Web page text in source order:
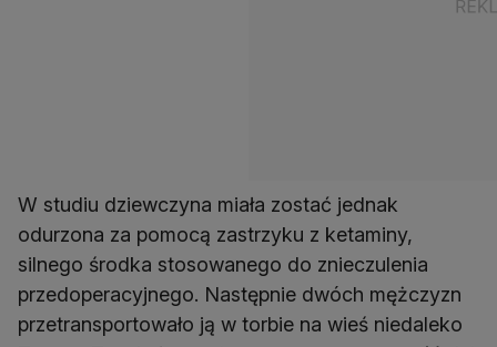
W studiu dziewczyna miała zostać jednak
odurzona za pomocą zastrzyku z ketaminy,
silnego środka stosowanego do znieczulenia
przedoperacyjnego. Następnie dwóch mężczyzn
przetransportowało ją w torbie na wieś niedaleko